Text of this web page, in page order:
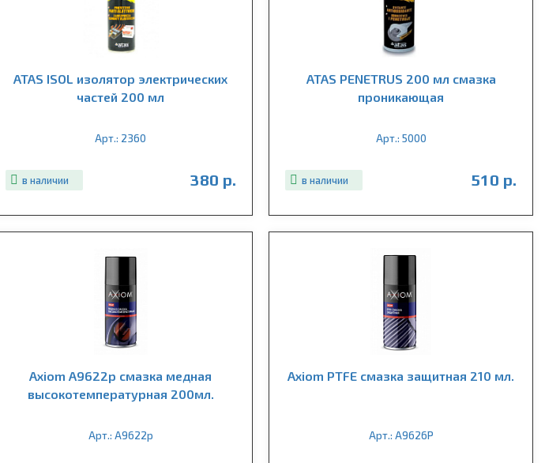
ATAS ISOL изолятор электрических
частей 200 мл
Арт.: 2360
в наличии 380 р.
ATAS PENETRUS 200 мл смазка
проникающая
Арт.: 5000
в наличии 510 р.
Axiom A9622p смазка медная
высокотемпературная 200мл.
Арт.: A9622p
Axiom PTFE смазка защитная 210 мл.
Арт.: A9626P